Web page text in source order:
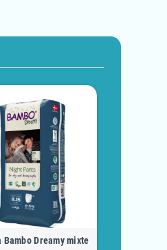
Bambo Dreamy mixte